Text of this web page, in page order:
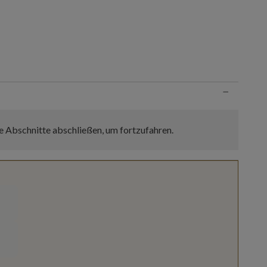
−
Abschnitte abschließen, um fortzufahren.